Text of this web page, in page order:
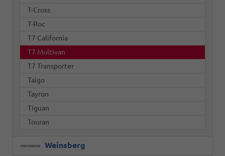
T-Cross
T-Roc
T7 California
T7 Multivan
T7 Transporter
Taigo
Tayron
Tiguan
Touran
Weinsberg